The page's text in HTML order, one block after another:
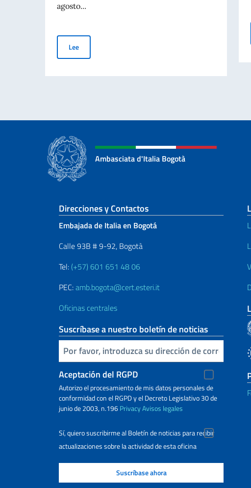
agosto...
LeeDía del Sacrificio del Trabajo Italiano en el Mundo – 70º
Ambasciata d'Italia Bogotà
Sezione footer
Direcciones y Contactos
Embajada de Italia en Bogotá
Calle 93B # 9-92, Bogotà
Tel: (+57) 601 651 48 06
PEC:amb.bogota@cert.esteri.it
Oficinas centrales
Suscríbase a nuestro boletín de noticias
Inserta tu correo electronico
Aceptación del RGPD
Autorizo ​​el procesamiento de mis datos personales de
conformidad con el RGPD y el Decreto Legislativo 30 de
junio de 2003, n.196PrivacyAvisos legales
Sí, quiero suscribirme al Boletín de noticias para recibir
actualizaciones sobre la actividad de esta oficina